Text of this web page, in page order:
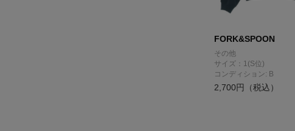
FORK&SPOON
その他
サイズ：1(S位)
コンディション: B
2,700円（税込）